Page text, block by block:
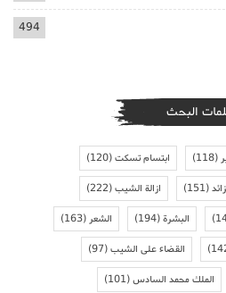
494
البحث
(118) ابتسام تسكت(120)
(151) ازالة الشيب(222)
البشرة(194) الشعر(163)
القضاء على الشيب(97)
الملك محمد السادس(101)